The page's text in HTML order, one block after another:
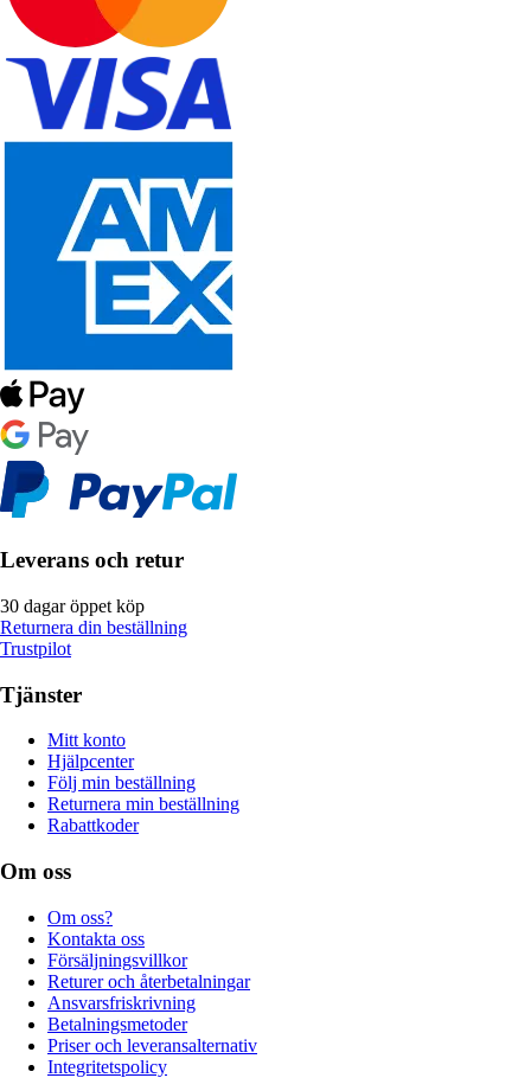
Leverans och retur
30 dagar öppet köp
Returnera din beställning
Trustpilot
Tjänster
Mitt konto
Hjälpcenter
Följ min beställning
Returnera min beställning
Rabattkoder
Om oss
Om oss?
Kontakta oss
Försäljningsvillkor
Returer och återbetalningar
Ansvarsfriskrivning
Betalningsmetoder
Priser och leveransalternativ
Integritetspolicy